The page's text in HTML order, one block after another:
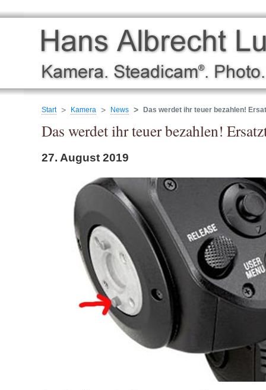
Start Kamera News Das werdet ihr teuer bezahlen!
Das werdet ihr teuer bezahlen!
27. August 2019